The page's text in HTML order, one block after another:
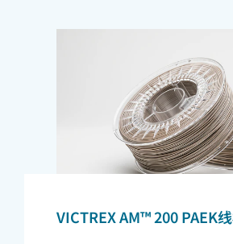
VICTREX AM™ 200 PAEK